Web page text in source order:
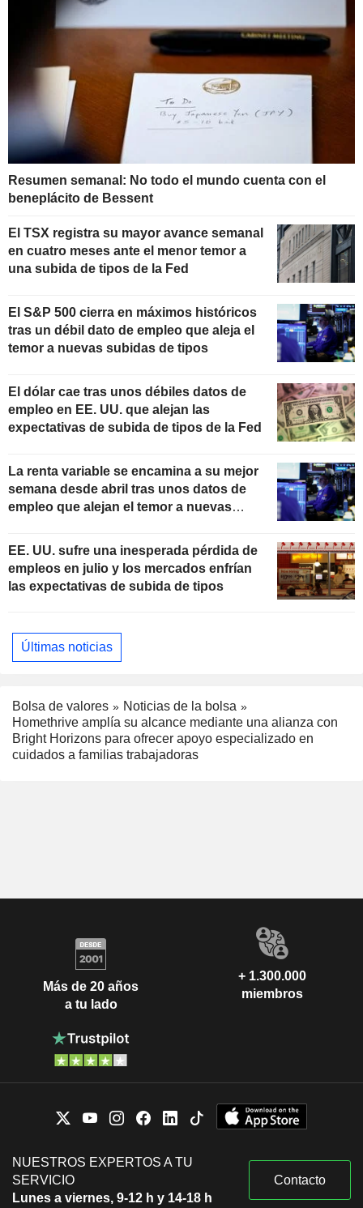
Resumen semanal: No todo el mundo cuenta con el
beneplácito de Bessent
El TSX registra su mayor avance semanal
en cuatro meses ante el menor temor a
una subida de tipos de la Fed
El S&P 500 cierra en máximos históricos
tras un débil dato de empleo que aleja el
temor a nuevas subidas de tipos
El dólar cae tras unos débiles datos de
empleo en EE. UU. que alejan las
expectativas de subida de tipos de la Fed
La renta variable se encamina a su mejor
semana desde abril tras unos datos de
empleo que alejan el temor a nuevas
EE. UU. sufre una inesperada pérdida de
empleos en julio y los mercados enfrían
las expectativas de subida de tipos
Últimas noticias
Bolsa de valores
Noticias de la bolsa
Homethrive amplía su alcance mediante una alianza con
Bright Horizons para ofrecer apoyo especializado en
cuidados a familias trabajadoras
Más de 20 años
a tu lado
+ 1.300.000
miembros
NUESTROS EXPERTOS A TU
SERVICIO
Lunes a viernes, 9-12 h y 14-18 h
Contacto